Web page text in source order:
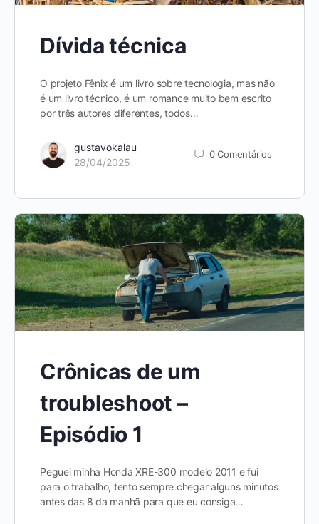
Dívida técnica
O projeto Fênix é um livro sobre tecnologia, mas não
é um livro técnico, é um romance muito bem escrito
por três autores diferentes, todos…
gustavokalau
28/04/2025
0Comentários
Crônicas de um
troubleshoot –
Episódio 1
Peguei minha Honda XRE-300 modelo 2011 e fui
para o trabalho, tento sempre chegar alguns minutos
antes das 8 da manhã para que eu consiga…